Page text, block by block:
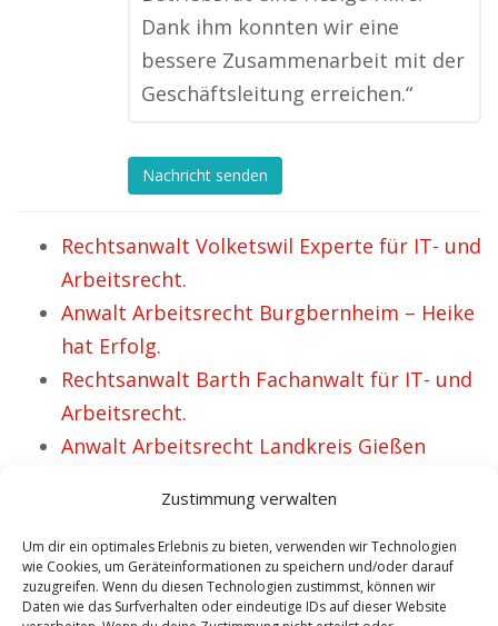
Zustimmung verwalten
Um dir ein optimales Erlebnis zu bieten, verwenden wir Technologien
wie Cookies, um Geräteinformationen zu speichern und/oder darauf
zuzugreifen. Wenn du diesen Technologien zustimmst, können wir
Daten wie das Surfverhalten oder eindeutige IDs auf dieser Website
Dank ihm konnten wir eine
bessere Zusammenarbeit mit der
Geschäftsleitung erreichen.“
Nachricht senden
Rechtsanwalt Volketswil Experte für IT- und
Arbeitsrecht.
Anwalt Arbeitsrecht Burgbernheim – Heike
hat Erfolg.
Rechtsanwalt Barth Fachanwalt für IT- und
Arbeitsrecht.
Anwalt Arbeitsrecht Landkreis Gießen
Arbeitgeber.
Kanzlei Dr. Schmelzer Anwalt Arbeitsrecht
und IT Recht Friedrichroda.
Kanzlei Dr. Schmelzer Anwalt Arbeitsrecht